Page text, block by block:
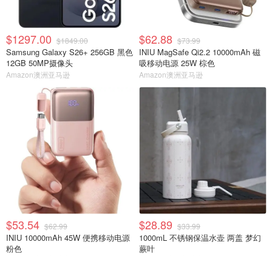
$1297.00 $1849.00
Samsung Galaxy S26+ 256GB 黑色
12GB 50MP摄像头
Amazon澳洲亚马逊
$62.88 $73.99
INIU MagSafe Qi2.2 10000mAh 磁
吸移动电源 25W 棕色
Amazon澳洲亚马逊
$53.54 $62.99
INIU 10000mAh 45W 便携移动电源
粉色
$28.89 $33.99
1000mL 不锈钢保温水壶 两盖 梦幻
蕨叶